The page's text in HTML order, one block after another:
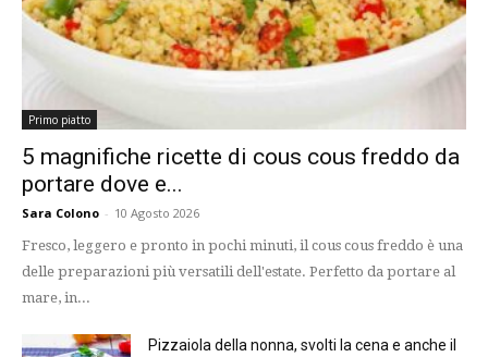
Primo piatto
5 magnifiche ricette di cous cous freddo da
portare dove e...
Sara Colono - 10 Agosto 2026
Fresco, leggero e pronto in pochi minuti, il cous cous freddo è una
delle preparazioni più versatili dell'estate. Perfetto da portare al
mare, in...
Pizzaiola della nonna, svolti la cena e anche il